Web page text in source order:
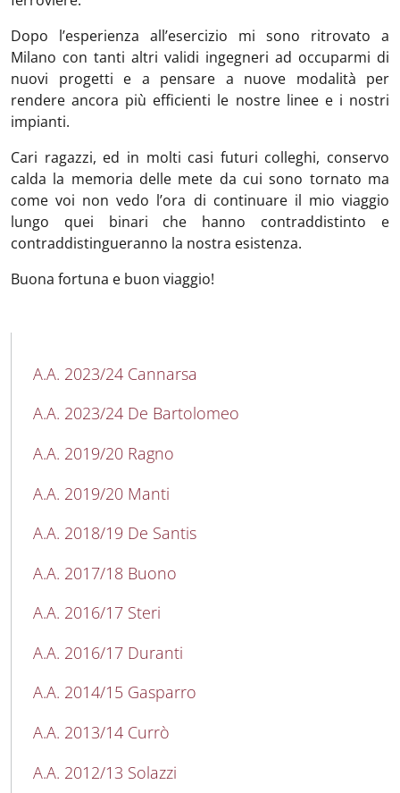
Dopo l’esperienza all’esercizio mi sono ritrovato a
Milano con tanti altri validi ingegneri ad occuparmi di
nuovi progetti e a pensare a nuove modalità per
rendere ancora più efficienti le nostre linee e i nostri
impianti.
Cari ragazzi, ed in molti casi futuri colleghi, conservo
calda la memoria delle mete da cui sono tornato ma
come voi non vedo l’ora di continuare il mio viaggio
lungo quei binari che hanno contraddistinto e
contraddistingueranno la nostra esistenza.
Buona fortuna e buon viaggio!
MAIN NAVIGATION
A.A. 2023/24 Cannarsa
A.A. 2023/24 De Bartolomeo
A.A. 2019/20 Ragno
A.A. 2019/20 Manti
A.A. 2018/19 De Santis
A.A. 2017/18 Buono
A.A. 2016/17 Steri
A.A. 2016/17 Duranti
A.A. 2014/15 Gasparro
A.A. 2013/14 Currò
A.A. 2012/13 Solazzi